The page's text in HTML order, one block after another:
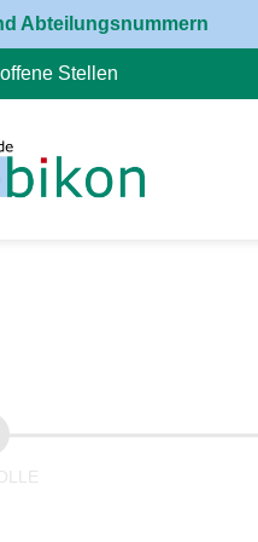
Abteilungsnummern
Stellen